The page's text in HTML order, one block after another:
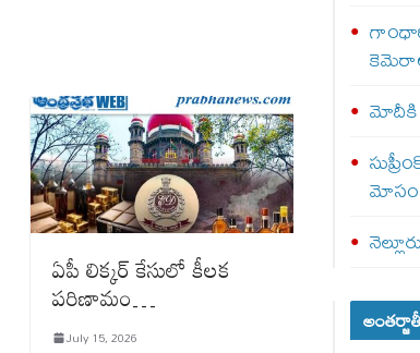
ఏపీ లిక్కర్ కేసులో కీలక
పరిణామం…
July 15, 2026
మోదీకి
మోసం